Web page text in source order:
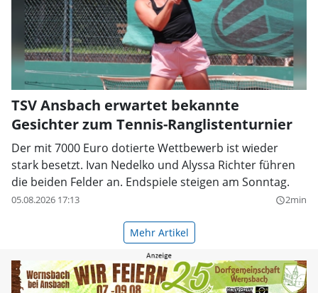
TSV Ansbach erwartet bekannte
Gesichter zum Tennis-Ranglistenturnier
Der mit 7000 Euro dotierte Wettbewerb ist wieder
stark besetzt. Ivan Nedelko und Alyssa Richter führen
die beiden Felder an. Endspiele steigen am Sonntag.
05.08.2026 17:13 query_builder2min
Mehr Artikel